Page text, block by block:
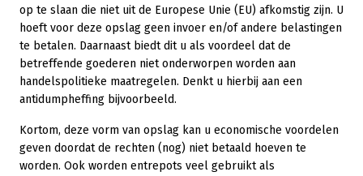
op te slaan die niet uit de Europese Unie (EU) afkomstig zijn. U
hoeft voor deze opslag geen invoer en/of andere belastingen
te betalen. Daarnaast biedt dit u als voordeel dat de
betreffende goederen niet onderworpen worden aan
handelspolitieke maatregelen. Denkt u hierbij aan een
antidumpheffing bijvoorbeeld.
Kortom, deze vorm van opslag kan u economische voordelen
geven doordat de rechten (nog) niet betaald hoeven te
worden. Ook worden entrepots veel gebruikt als